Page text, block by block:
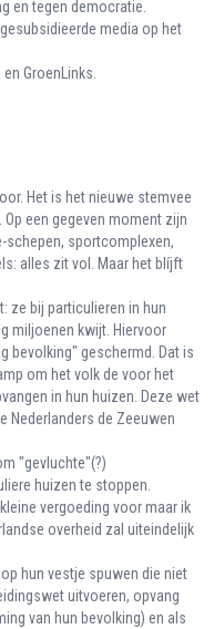
en tegen democratie.
media op het
en GroenLinks.
Het is het nieuwe stemvee
een gegeven moment zijn
schepen, sportcomplexen,
alles zit vol. Maar het blíjft
ze bij particulieren in hun
miljoenen kwijt. Hiervoor
bevolking" geschermd. Dat is
om het volk de voor het
in hun huizen. Deze wet
Nederlanders de Zeeuwen
"gevluchte"(?)
huizen te stoppen.
vergoeding voor maar ik
overheid zal uiteindelijk
hun vestje spuwen die niet
uitvoeren, opvang
van hun bevolking) en als